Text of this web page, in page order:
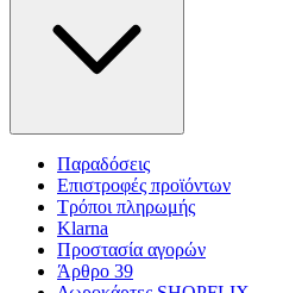
Παραδόσεις
Επιστροφές προϊόντων
Τρόποι πληρωμής
Klarna
Προστασία αγορών
Άρθρο 39